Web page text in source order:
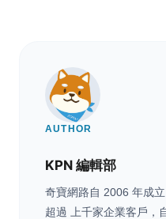
AUTHOR
KPN 編輯部
奇寶網路自 2006 年成
超過 上千家企業客戶，